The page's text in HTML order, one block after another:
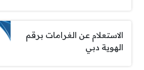
الاستعلام عن الغرامات برقم
الهوية دبي